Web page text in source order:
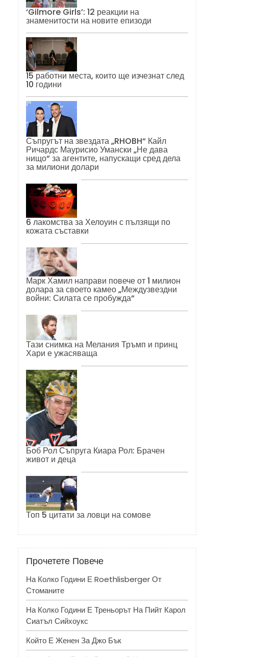
‘Gilmore Girls’: 12 реакции на
знаменитости на новите епизоди
15 работни места, които ще изчезнат след
10 години
Съпругът на звездата „RHOBH“ Кайл
Ричардс Маурисио Умански „Не дава
нищо“ за агентите, напускащи сред дела
за милиони долари
6 лакомства за Хелоуин с пълзящи по
кожата съставки
Марк Хамил направи повече от 1 милион
долара за своето камео „Междузвездни
войни: Силата се пробужда“
Тази снимка на Мелания Тръмп и принц
Хари е ужасяваща
Боб Рол Съпруга Киара Рол: Брачен
живот и деца
Топ 5 цитати за ловци на сомове
Прочетете Повече
На Колко Години Е Roethlisberger От
Стоманите
На Колко Години Е Треньорът На Пийт Карол
Сиатъл Сийхоукс
Който Е Женен За Джо Бък